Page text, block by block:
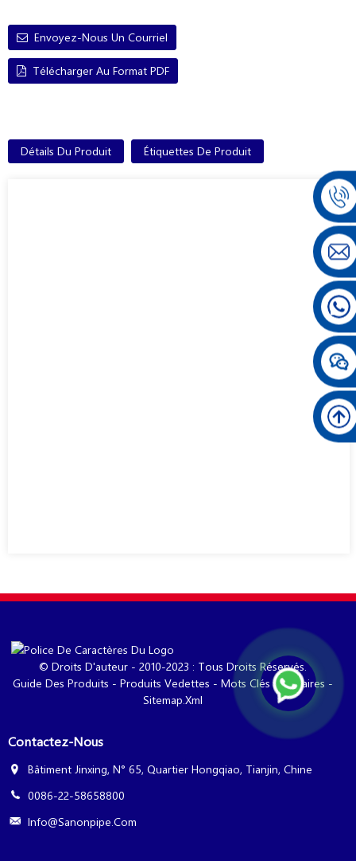
Envoyez-Nous Un Courriel
Télécharger Au Format PDF
Détails Du Produit Étiquettes De Produit
© Droits D'auteur - 2010-2023 : Tous Droits Réservés.
Guide Des Produits - Produits Vedettes - Mots Clés Populaires -
Sitemap.xml
Contactez-Nous
Bâtiment Jinxing, N° 65, Quartier Hongqiao, Tianjin, Chine
0086-22-58658800
Info@sanonpipe.com